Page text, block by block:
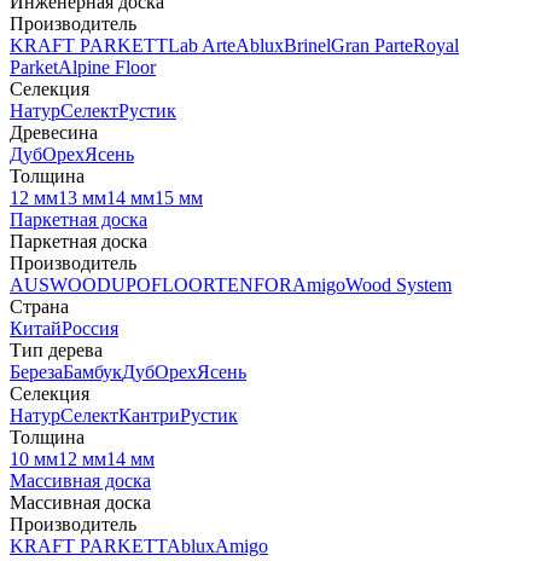
Производитель
KRAFT PARKETTLab ArteAbluxBrinelGran ParteRoyal
ParketAlpine Floor
Селекция
НатурСелектРустик
Древесина
ДубОрехЯсень
Толщина
12 мм13 мм14 мм15 мм
Паркетная доска
Паркетная доска
Производитель
AUSWOODUPOFLOORTENFORAmigoWood System
Страна
КитайРоссия
Тип дерева
БерезаБамбукДубОрехЯсень
Селекция
НатурСелектКантриРустик
Толщина
10 мм12 мм14 мм
Массивная доска
Массивная доска
Производитель
KRAFT PARKETTAbluxAmigo